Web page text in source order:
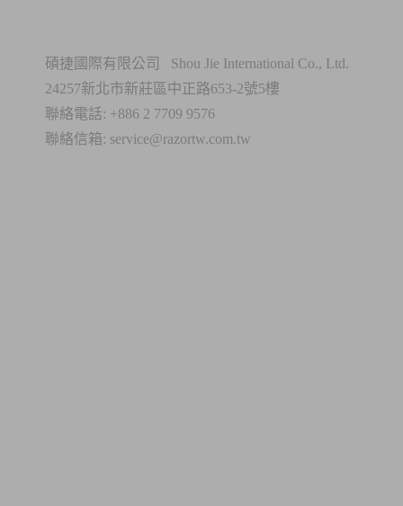
碩捷國際有限公司 Shou Jie International Co., Ltd.
24257新北市新莊區中正路653-2號5樓
聯絡電話: +886 2 7709 9576
聯絡信箱: service@razortw.com.tw